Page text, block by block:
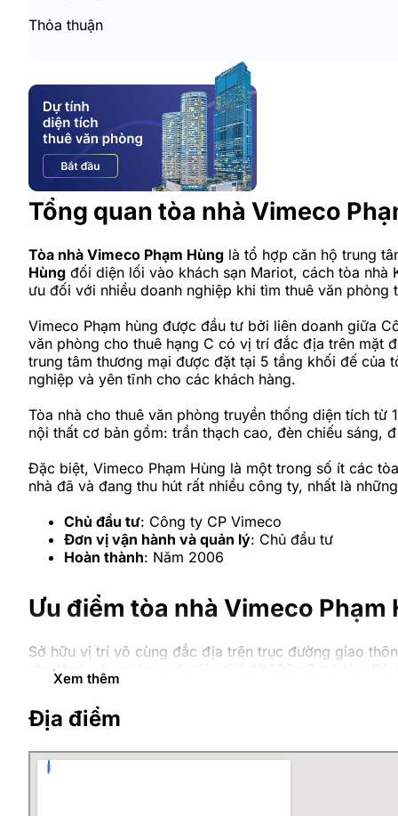
Thỏa thuận
Tổng quan tòa nhà Vimeco
Tòa nhà Vimeco Phạm Hùng là tổ hợp căn hộ trung
Hùng đối diện lối vào khách sạn Mariot, cách tòa nhà
ưu đối với nhiều doanh nghiệp khi tìm thuê văn phòng
Vimeco Phạm hùng được đầu tư bởi liên doanh giữa
văn phòng cho thuê hạng C có vị trí đắc địa trên mặt
trung tâm thương mại được đặt tại 5 tầng khối đế
nghiệp và yên tĩnh cho các khách hàng.
Tòa nhà cho thuê văn phòng truyền thống diện tích
nội thất cơ bản gồm: trần thạch cao, đèn chiếu sáng,
Đặc biệt, Vimeco Phạm Hùng là một trong số ít các
nhà đã và đang thu hút rất nhiều công ty, nhất là
Chủ đầu tư: Công ty CP Vimeco
Đơn vị vận hành và quản lý: Chủ đầu tư
Hoàn thành: Năm 2006
Ưu điểm tòa nhà Vimeco Phạm
Sở hữu vị trí vô cùng đắc địa trên trục đường giao
cho thuê văn phòng với diện tích từ 100m2 trở lên.
thuê văn phòng quận Cầu Giấy với tiêu chí ngân
Giá thuê văn phòng khá cạnh tranh, chỉ từ $10/
Tổ hợp chung cư và văn phòng, sàn thương mại
Xem thêm
Địa điểm